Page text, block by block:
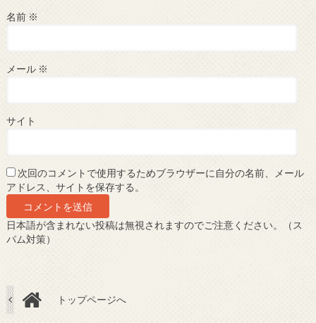
名前 ※
メール ※
サイト
次回のコメントで使用するためブラウザーに自分の名前、メール
アドレス、サイトを保存する。
日本語が含まれない投稿は無視されますのでご注意ください。（ス
パム対策）
トップページへ